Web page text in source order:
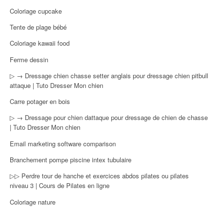
Coloriage cupcake
Tente de plage bébé
Coloriage kawaii food
Ferme dessin
▷ → Dressage chien chasse setter anglais pour dressage chien pitbull
attaque | Tuto Dresser Mon chien
Carre potager en bois
▷ → Dressage pour chien dattaque pour dressage de chien de chasse
| Tuto Dresser Mon chien
Email marketing software comparison
Branchement pompe piscine intex tubulaire
▷▷ Perdre tour de hanche et exercices abdos pilates ou pilates
niveau 3 | Cours de Pilates en ligne
Coloriage nature